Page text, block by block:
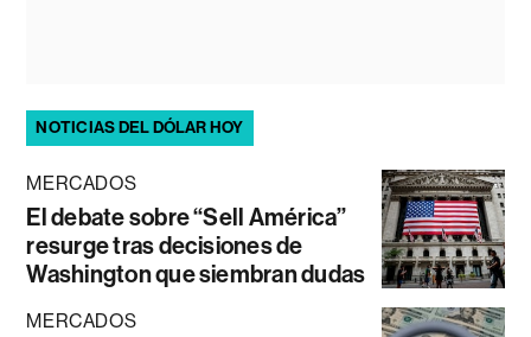
NOTICIAS DEL DÓLAR HOY
MERCADOS
El debate sobre “Sell América”
resurge tras decisiones de
Washington que siembran dudas
MERCADOS